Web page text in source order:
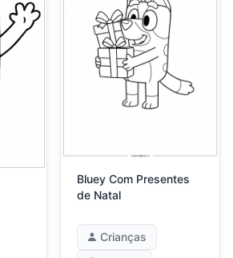
Bluey Com Presentes
de Natal
Crianças